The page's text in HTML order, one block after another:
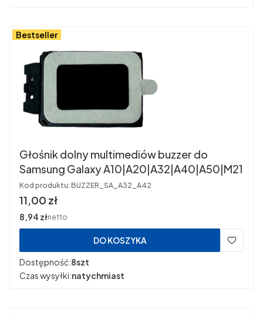
Bestseller
Głośnik dolny multimediów buzzer do
Samsung Galaxy A10|A20|A32|A40|A50|M21
Kod produktu: BUZZER_SA_A32_A42
Cena
11,00 zł
Cena
8,94 złnetto
DO KOSZYKA
Dostępność:8szt
Czas wysyłki:natychmiast